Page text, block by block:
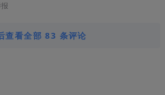
查看全部 83 条评论